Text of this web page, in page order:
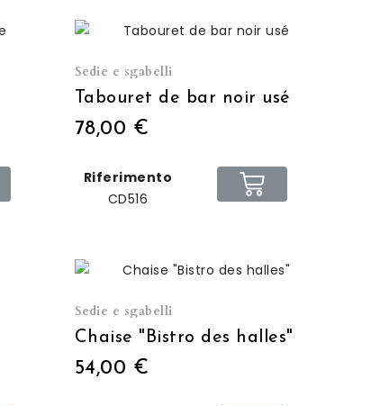
Sedie e sgabelli
Tabouret de bar noir usé
78,00 €
Riferimento
CD516
Sedie e sgabelli
Chaise "Bistro des halles"
54,00 €